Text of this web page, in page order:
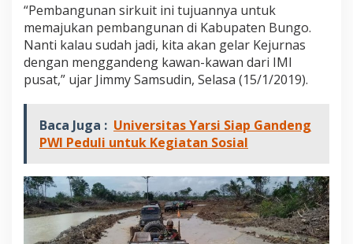
“Pembangunan sirkuit ini tujuannya untuk
memajukan pembangunan di Kabupaten Bungo.
Nanti kalau sudah jadi, kita akan gelar Kejurnas
dengan menggandeng kawan-kawan dari IMI
pusat,” ujar Jimmy Samsudin, Selasa (15/1/2019).
Baca Juga : Universitas Yarsi Siap Gandeng
PWI Peduli untuk Kegiatan Sosial